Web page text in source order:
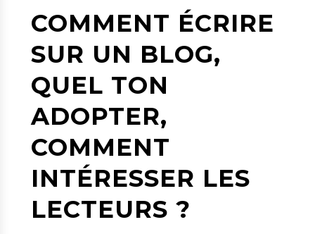
COMMENT ÉCRIRE
SUR UN BLOG,
QUEL TON
ADOPTER,
COMMENT
INTÉRESSER LES
LECTEURS ?